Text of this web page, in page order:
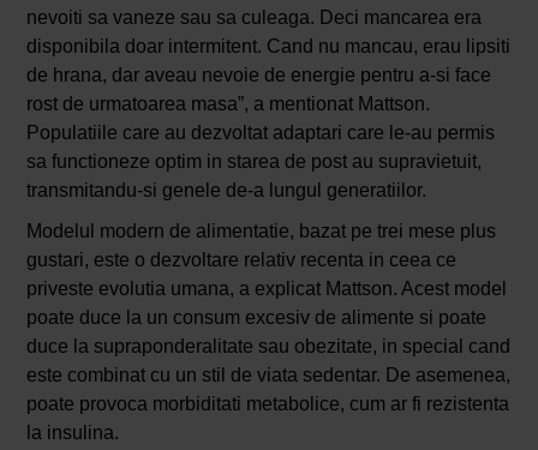
nevoiti sa vaneze sau sa culeaga. Deci mancarea era
disponibila doar intermitent. Cand nu mancau, erau lipsiti
de hrana, dar aveau nevoie de energie pentru a-si face
rost de urmatoarea masa”, a mentionat Mattson.
Populatiile care au dezvoltat adaptari care le-au permis
sa functioneze optim in starea de post au supravietuit,
transmitandu-si genele de-a lungul generatiilor.
Modelul modern de alimentatie, bazat pe trei mese plus
gustari, este o dezvoltare relativ recenta in ceea ce
priveste evolutia umana, a explicat Mattson. Acest model
poate duce la un consum excesiv de alimente si poate
duce la supraponderalitate sau obezitate, in special cand
este combinat cu un stil de viata sedentar. De asemenea,
poate provoca morbiditati metabolice, cum ar fi rezistenta
la insulina.